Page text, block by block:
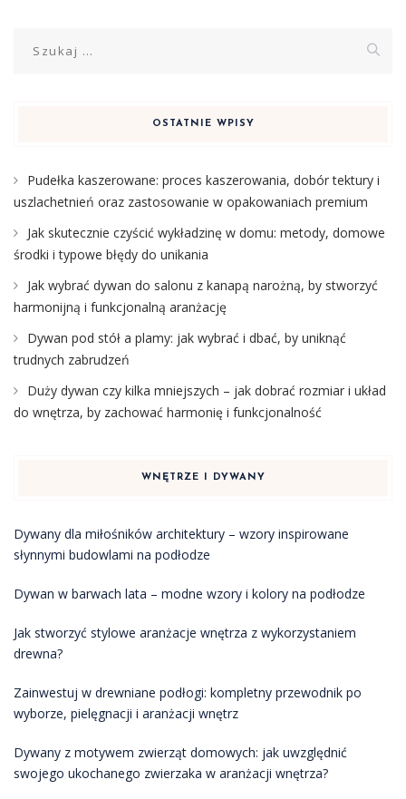
OSTATNIE WPISY
Pudełka kaszerowane: proces kaszerowania, dobór tektury i
uszlachetnień oraz zastosowanie w opakowaniach premium
Jak skutecznie czyścić wykładzinę w domu: metody, domowe
środki i typowe błędy do unikania
Jak wybrać dywan do salonu z kanapą narożną, by stworzyć
harmonijną i funkcjonalną aranżację
Dywan pod stół a plamy: jak wybrać i dbać, by uniknąć
trudnych zabrudzeń
Duży dywan czy kilka mniejszych – jak dobrać rozmiar i układ
do wnętrza, by zachować harmonię i funkcjonalność
WNĘTRZE I DYWANY
Dywany dla miłośników architektury – wzory inspirowane
słynnymi budowlami na podłodze
Dywan w barwach lata – modne wzory i kolory na podłodze
Jak stworzyć stylowe aranżacje wnętrza z wykorzystaniem
drewna?
Zainwestuj w drewniane podłogi: kompletny przewodnik po
wyborze, pielęgnacji i aranżacji wnętrz
Dywany z motywem zwierząt domowych: jak uwzględnić
swojego ukochanego zwierzaka w aranżacji wnętrza?